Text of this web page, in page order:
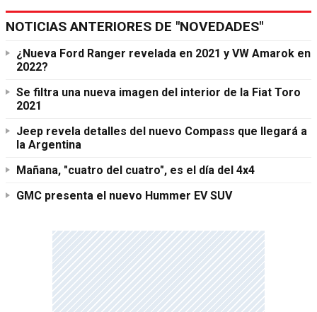
NOTICIAS ANTERIORES DE "NOVEDADES"
¿Nueva Ford Ranger revelada en 2021 y VW Amarok en
2022?
Se filtra una nueva imagen del interior de la Fiat Toro
2021
Jeep revela detalles del nuevo Compass que llegará a
la Argentina
Mañana, "cuatro del cuatro", es el día del 4x4
GMC presenta el nuevo Hummer EV SUV